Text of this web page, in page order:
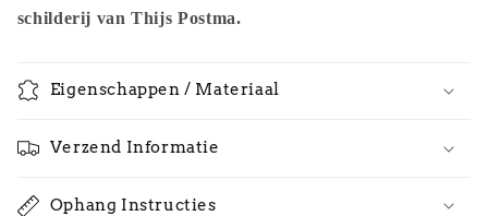
schilderij van Thijs Postma.
Eigenschappen / Materiaal
Verzend Informatie
Ophang Instructies